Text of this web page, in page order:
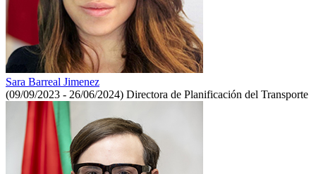
Sara Barreal Jimenez
(09/09/2023 - 26/06/2024) Directora de Planificación del Transporte